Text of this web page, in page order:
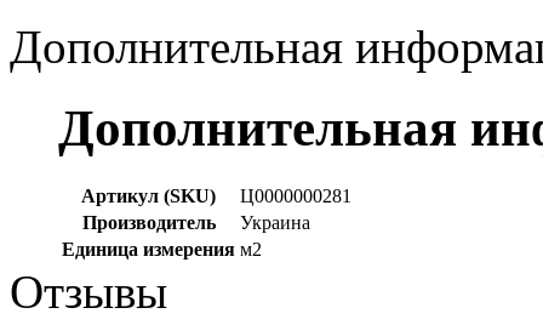
Дополнительная
Дополнительная
Артикул (SKU)
Ц0000000281
Производитель
Украина
Единица измерения м2
Отзывы